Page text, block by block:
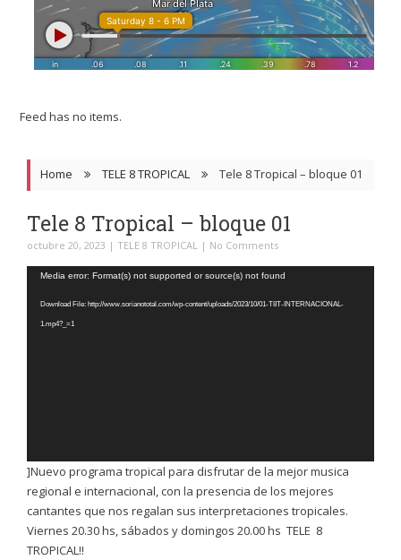
Feed has no items.
Home TELE 8 TROPICAL Tele 8 Tropical – bloque 01
Tele 8 Tropical – bloque 01
octubre 20, 2023 | TELE 8 TROPICAL | No Comments
Reproductor
Media error: Format(s) not supported or source(s) not found
Download File: http://www.sorianototal.com/wp-content/uploads/2023/10/01-T8T-INTERNACIONAL-
1.mp4?_=1
]Nuevo programa tropical para disfrutar de la mejor musica
regional e internacional, con la presencia de los mejores
cantantes que nos regalan sus interpretaciones tropicales.
Viernes 20.30 hs, sábados y domingos 20.00 hs TELE 8
TROPICAL!!